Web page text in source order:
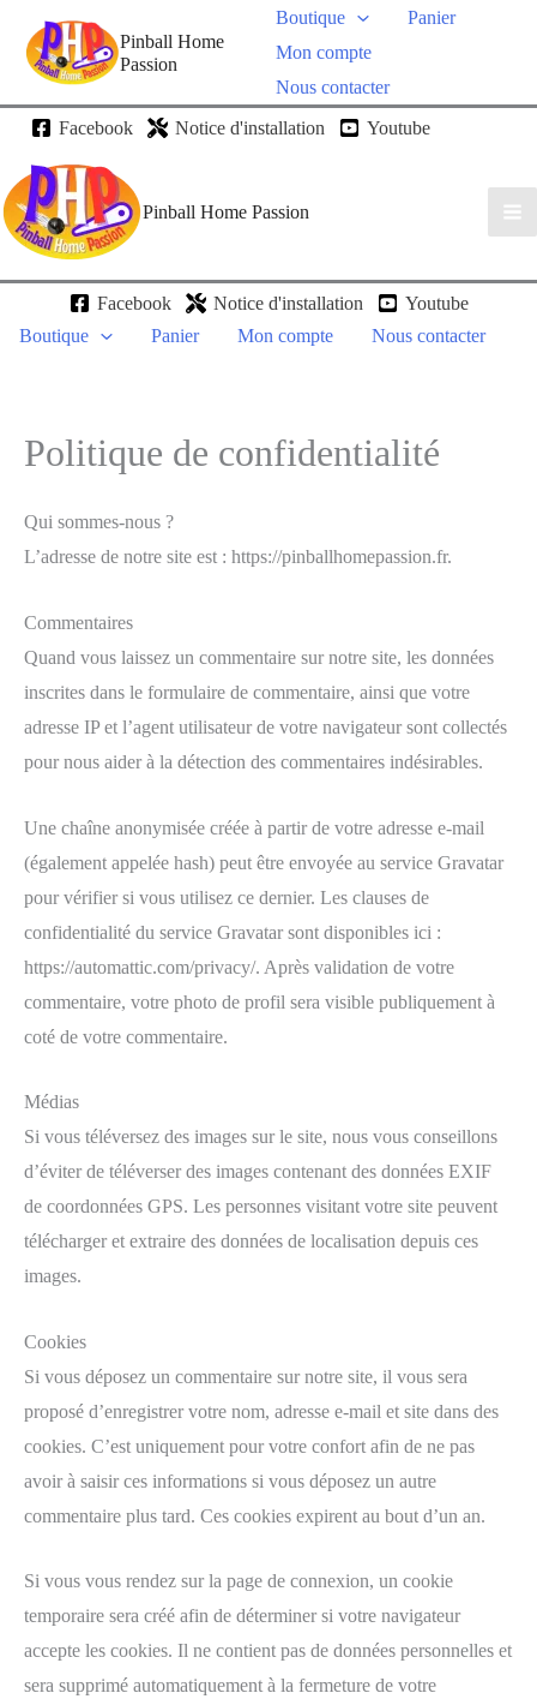
Pinball Home
Passion
Boutique
Panier
Mon compte
Nous contacter
Facebook
Notice d'installation Youtube
Pinball Home Passion
Facebook Notice d'installation
Youtube
Boutique
Panier Mon compte Nous contacter
Politique de confidentialité
Qui sommes-nous ?
L’adresse de notre site est : https://pinballhomepassion.fr.
Commentaires
Quand vous laissez un commentaire sur notre site, les données
inscrites dans le formulaire de commentaire, ainsi que votre
adresse IP et l’agent utilisateur de votre navigateur sont collectés
pour nous aider à la détection des commentaires indésirables.
Une chaîne anonymisée créée à partir de votre adresse e-mail
(également appelée hash) peut être envoyée au service Gravatar
pour vérifier si vous utilisez ce dernier. Les clauses de
confidentialité du service Gravatar sont disponibles ici :
https://automattic.com/privacy/. Après validation de votre
commentaire, votre photo de profil sera visible publiquement à
coté de votre commentaire.
Médias
Si vous téléversez des images sur le site, nous vous conseillons
d’éviter de téléverser des images contenant des données EXIF
de coordonnées GPS. Les personnes visitant votre site peuvent
télécharger et extraire des données de localisation depuis ces
images.
Cookies
Si vous déposez un commentaire sur notre site, il vous sera
proposé d’enregistrer votre nom, adresse e-mail et site dans des
cookies. C’est uniquement pour votre confort afin de ne pas
avoir à saisir ces informations si vous déposez un autre
commentaire plus tard. Ces cookies expirent au bout d’un an.
Si vous vous rendez sur la page de connexion, un cookie
temporaire sera créé afin de déterminer si votre navigateur
accepte les cookies. Il ne contient pas de données personnelles et
sera supprimé automatiquement à la fermeture de votre